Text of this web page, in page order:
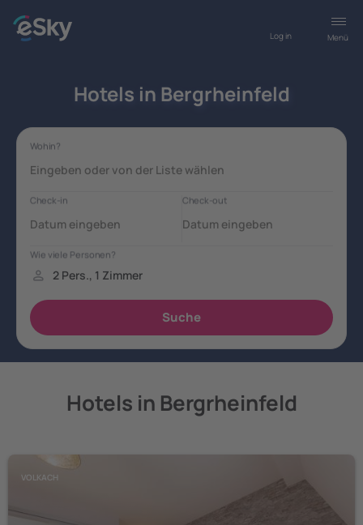
Menü
Log in
Hotels in Bergrheinfeld
Hotels in Bergrheinfeld
VOLKACH